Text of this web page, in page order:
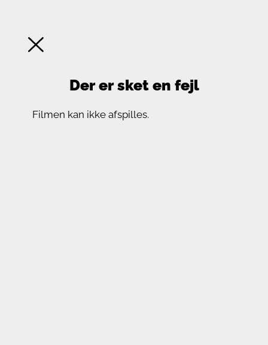
Der er sket en fejl
Filmen kan ikke afspilles.